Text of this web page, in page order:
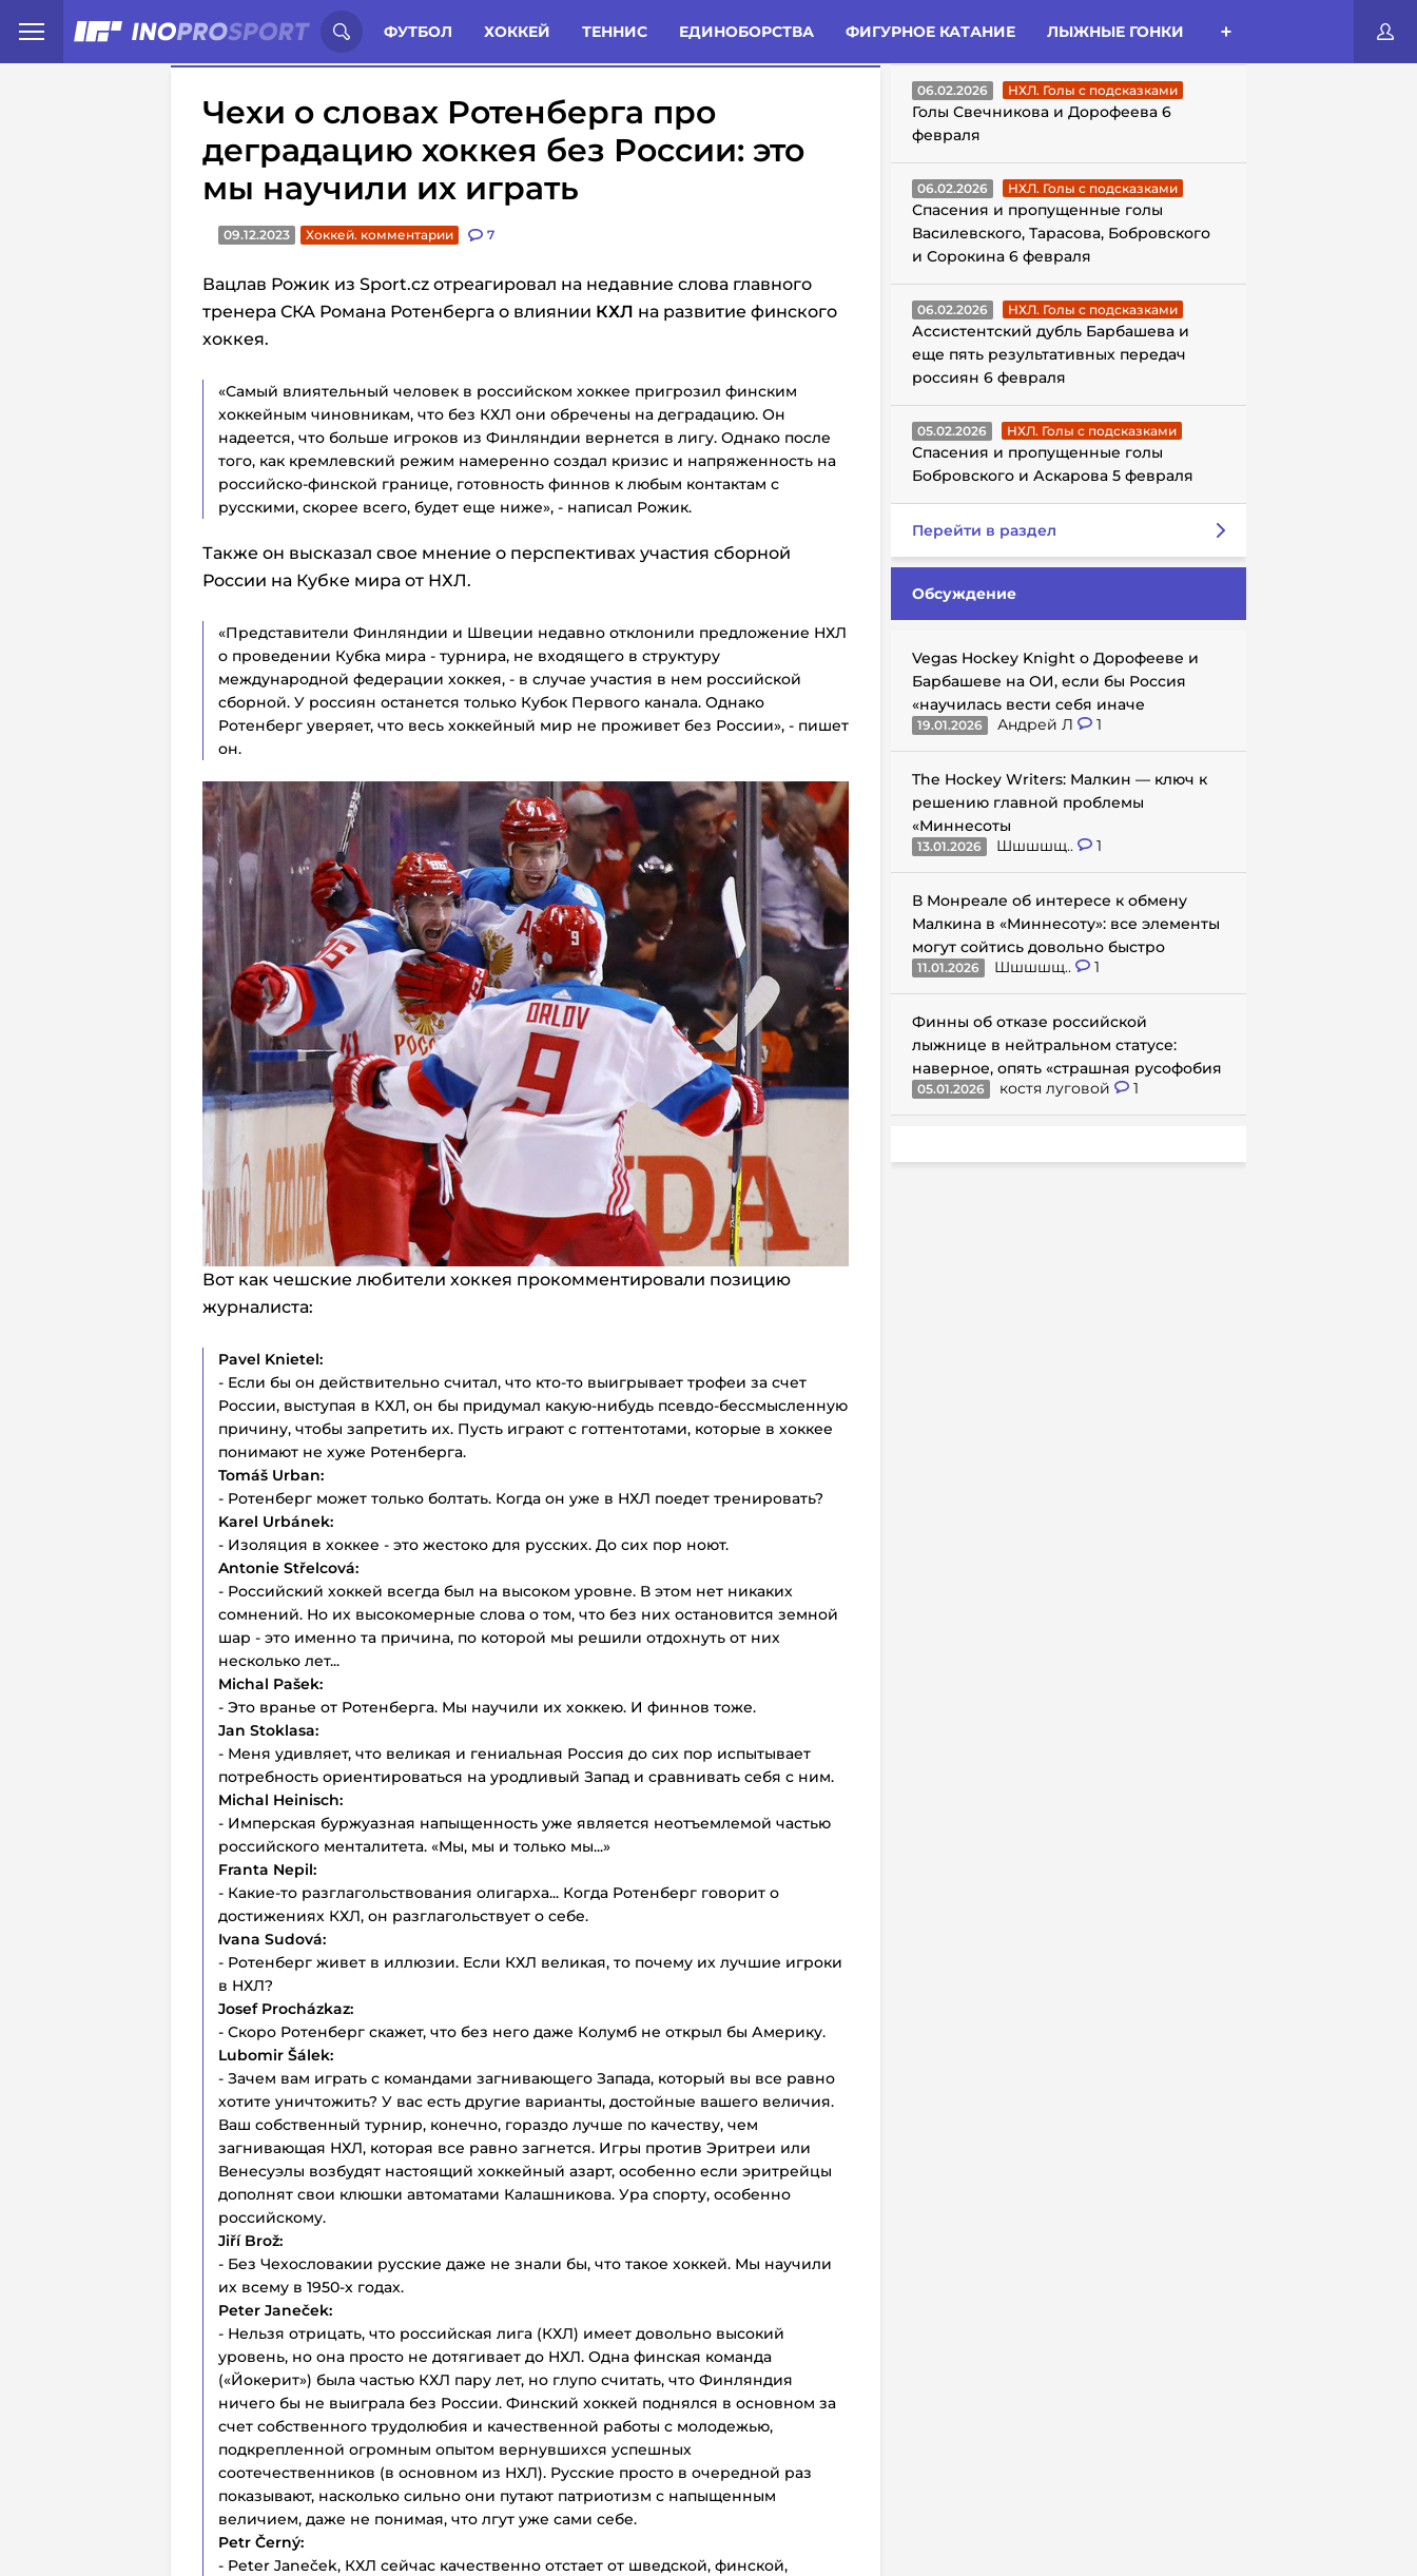
ФУТБОЛ ХОККЕЙ ТЕННИС ЕДИНОБОРСТВА ФИГУРНОЕ КАТАНИЕ ЛЫЖНЫЕ ГОНКИ
Иностранцы о спорте России: Статьи Комменты Новости
Чехи о словах Ротенберга про
деградацию хоккея без России: это
мы научили их играть
09.12.2023 Хоккей. комментарии 7
Вацлав Рожик из Sport.cz отреагировал на недавние слова главного
тренера СКА Романа Ротенберга о влиянии КХЛ на развитие финского
хоккея.
«Самый влиятельный человек в российском хоккее пригрозил финским
хоккейным чиновникам, что без КХЛ они обречены на деградацию. Он
надеется, что больше игроков из Финляндии вернется в лигу. Однако после
того, как кремлевский режим намеренно создал кризис и напряженность на
российско-финской границе, готовность финнов к любым контактам с
русскими, скорее всего, будет еще ниже», - написал Рожик.
Также он высказал свое мнение о перспективах участия сборной
России на Кубке мира от НХЛ.
«Представители Финляндии и Швеции недавно отклонили предложение НХЛ
о проведении Кубка мира - турнира, не входящего в структуру
международной федерации хоккея, - в случае участия в нем российской
сборной. У россиян останется только Кубок Первого канала. Однако
Ротенберг уверяет, что весь хоккейный мир не проживет без России», - пишет
он.
Вот как чешские любители хоккея прокомментировали позицию
журналиста:
Pavel Knietel:
- Если бы он действительно считал, что кто-то выигрывает трофеи за счет
России, выступая в КХЛ, он бы придумал какую-нибудь псевдо-бессмысленную
причину, чтобы запретить их. Пусть играют с готтентотами, которые в хоккее
понимают не хуже Ротенберга.
Tomáš Urban:
- Ротенберг может только болтать. Когда он уже в НХЛ поедет тренировать?
Karel Urbánek:
- Изоляция в хоккее - это жестоко для русских. До сих пор ноют.
Antonie Střelcová:
- Российский хоккей всегда был на высоком уровне. В этом нет никаких
сомнений. Но их высокомерные слова о том, что без них остановится земной
шар - это именно та причина, по которой мы решили отдохнуть от них
несколько лет...
Michal Pašek:
- Это вранье от Ротенберга. Мы научили их хоккею. И финнов тоже.
Jan Stoklasa:
- Меня удивляет, что великая и гениальная Россия до сих пор испытывает
потребность ориентироваться на уродливый Запад и сравнивать себя с ним.
Michal Heinisch:
- Имперская буржуазная напыщенность уже является неотъемлемой частью
российского менталитета. «Мы, мы и только мы...»
Franta Nepil:
- Какие-то разглагольствования олигарха... Когда Ротенберг говорит о
достижениях КХЛ, он разглагольствует о себе.
Ivana Sudová:
- Ротенберг живет в иллюзии. Если КХЛ великая, то почему их лучшие игроки
в НХЛ?
Josef Procházkaz:
- Скоро Ротенберг скажет, что без него даже Колумб не открыл бы Америку.
Lubomir Šálek:
- Зачем вам играть с командами загнивающего Запада, который вы все равно
хотите уничтожить? У вас есть другие варианты, достойные вашего величия.
Ваш собственный турнир, конечно, гораздо лучше по качеству, чем
загнивающая НХЛ, которая все равно загнется. Игры против Эритреи или
Венесуэлы возбудят настоящий хоккейный азарт, особенно если эритрейцы
дополнят свои клюшки автоматами Калашникова. Ура спорту, особенно
российскому.
Jiří Brož:
- Без Чехословакии русские даже не знали бы, что такое хоккей. Мы научили
их всему в 1950-х годах.
Peter Janeček:
- Нельзя отрицать, что российская лига (КХЛ) имеет довольно высокий
уровень, но она просто не дотягивает до НХЛ. Одна финская команда
(«Йокерит») была частью КХЛ пару лет, но глупо считать, что Финляндия
ничего бы не выиграла без России. Финский хоккей поднялся в основном за
счет собственного трудолюбия и качественной работы с молодежью,
подкрепленной огромным опытом вернувшихся успешных
соотечественников (в основном из НХЛ). Русские просто в очередной раз
показывают, насколько сильно они путают патриотизм с напыщенным
величием, даже не понимая, что лгут уже сами себе.
Petr Černý:
- Peter Janeček, КХЛ сейчас качественно отстает от шведской, финской,
ГОЛЫ С ПОДСКАЗКАМИ
06.02.2026 НХЛ. Голы с подсказками
Голы Свечникова и Дорофеева 6
февраля
06.02.2026 НХЛ. Голы с подсказками
Спасения и пропущенные голы
Василевского, Тарасова, Бобровского
и Сорокина 6 февраля
06.02.2026 НХЛ. Голы с подсказками
Ассистентский дубль Барбашева и
еще пять результативных передач
россиян 6 февраля
05.02.2026 НХЛ. Голы с подсказками
Спасения и пропущенные голы
Бобровского и Аскарова 5 февраля
Перейти в раздел
Обсуждение
Vegas Hockey Knight о Дорофееве и
Барбашеве на ОИ, если бы Россия
«научилась вести себя иначе
19.01.2026 Андрей Л 1
The Hockey Writers: Малкин — ключ к
решению главной проблемы
«Миннесоты
13.01.2026 Шшшшщ.. 1
В Монреале об интересе к обмену
Малкина в «Миннесоту»: все элементы
могут сойтись довольно быстро
11.01.2026 Шшшшщ.. 1
Финны об отказе российской
лыжнице в нейтральном статусе:
наверное, опять «страшная русофобия
05.01.2026 костя луговой 1